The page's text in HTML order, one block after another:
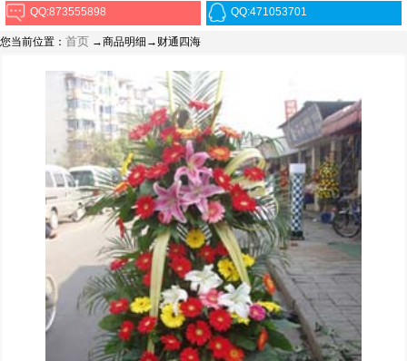
QQ:873555898 QQ:471053701
您当前位置： 首页 →商品明细→财通四海